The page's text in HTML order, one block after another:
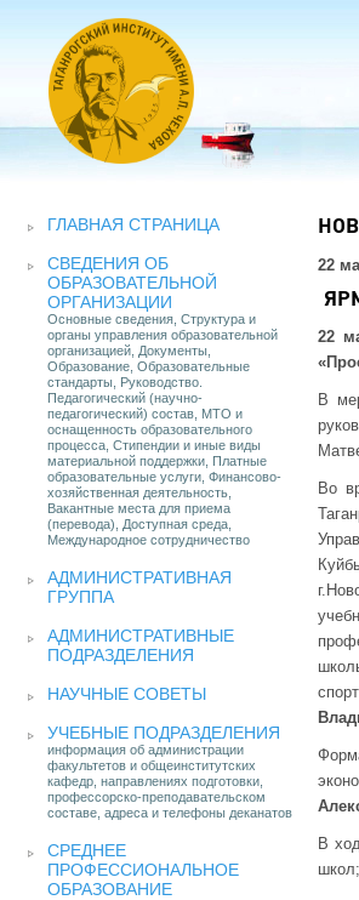
ГЛАВНАЯ СТРАНИЦА
СВЕДЕНИЯ ОБ
ОБРАЗОВАТЕЛЬНОЙ
ОРГАНИЗАЦИИ
Основные сведения, Структура и
органы управления образовательной
организацией, Документы,
Образование, Образовательные
стандарты, Руководство.
Педагогический (научно-
педагогический) состав, МТО и
оснащенность образовательного
процесса, Стипендии и иные виды
материальной поддержки, Платные
образовательные услуги, Финансово-
хозяйственная деятельность,
Вакантные места для приема
(перевода), Доступная среда,
Международное сотрудничество
АДМИНИСТРАТИВНАЯ
ГРУППА
АДМИНИСТРАТИВНЫЕ
ПОДРАЗДЕЛЕНИЯ
НАУЧНЫЕ СОВЕТЫ
УЧЕБНЫЕ ПОДРАЗДЕЛЕНИЯ
информация об администрации
факультетов и общеинститутских
кафедр, направлениях подготовки,
профессорско-преподавательском
составе, адреса и телефоны деканатов
СРЕДНЕЕ
ПРОФЕССИОНАЛЬНОЕ
ОБРАЗОВАНИЕ
22
22
В
Во
В